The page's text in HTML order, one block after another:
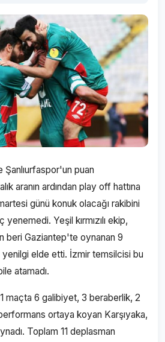
puan
aranın ardından play off hattına
günü konuk olacağı rakibini
yenemedi. Yeşil kırmızılı ekip,
beri Gaziantep'te oynanan 9
elde etti. İzmir temsilcisi bu
atamadı.
maçta 6 galibiyet, 3 beraberlik, 2
ortaya koyan Karşıyaka,
Toplam 11 deplasman